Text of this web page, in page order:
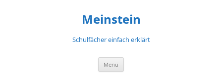
Meinstein
Schulfächer einfach erklärt
Menü